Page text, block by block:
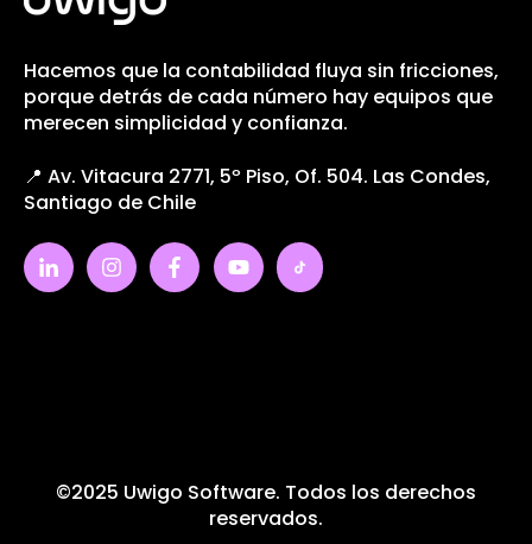
Hacemos que la contabilidad fluya sin fricciones,
porque detrás de cada número hay equipos que
merecen simplicidad y confianza.
📍 Av. Vitacura 2771, 5º Piso, Of. 504. Las Condes,
Santiago de Chile
©2025 Uwigo Software. Todos los derechos
reservados.